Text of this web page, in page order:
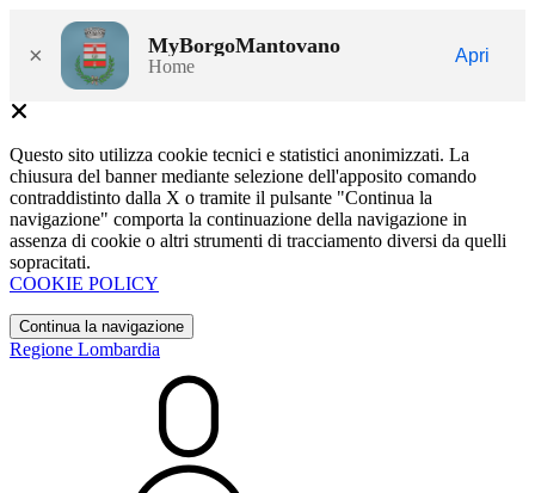
× MyBorgoMantovano
Home
Apri
Questo sito utilizza cookie tecnici e statistici anonimizzati. La
chiusura del banner mediante selezione dell'apposito comando
contraddistinto dalla X o tramite il pulsante "Continua la
navigazione" comporta la continuazione della navigazione in
assenza di cookie o altri strumenti di tracciamento diversi da quelli
sopracitati.
COOKIE POLICY
Continua la navigazione
Regione Lombardia